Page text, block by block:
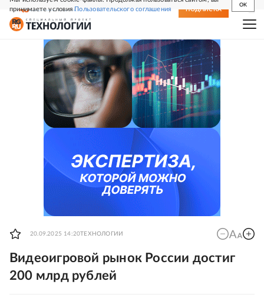
принимаете условияПользовательского соглашения
OK
СВЕЖИЙ НОМЕР ПОДПИСКА
20.09.2025 14:20ТЕХНОЛОГИИ
Видеоигровой рынок России достиг
200 млрд рублей